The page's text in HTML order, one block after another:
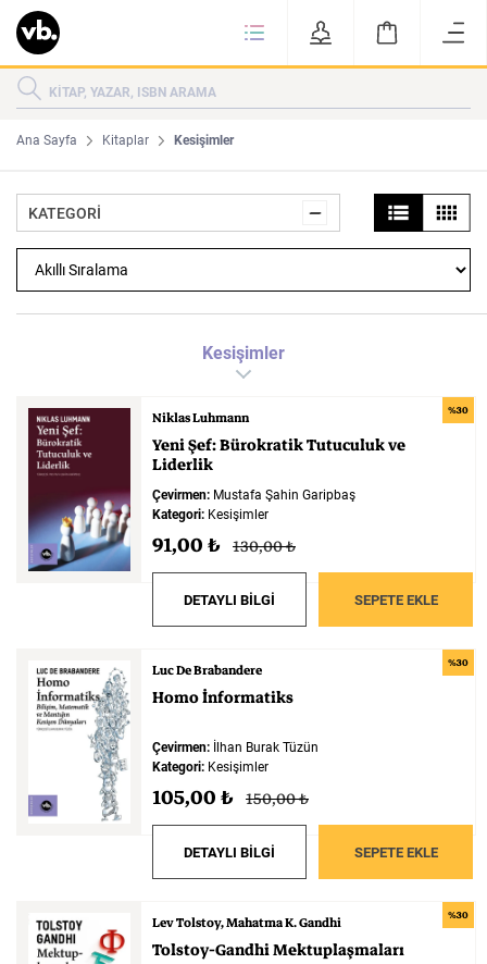
KATEGORİLER
Edebiyat
Felsefe Kesişimler
Klasik
KİTAPLAR
ÇOK SATANLAR
YENİ ÇIKANLAR
MUTFAK
MAKALELER
MUTFAK
HAKKIMIZDA
YAZAR BAŞVURUSU
Ana Sayfa Kitaplar Kesişimler
KATEGORİ
KATEGORİ
Kesişimler
%30
Niklas Luhmann
YeniŞef:BürokratikTutuculukve
Liderlik
Çevirmen: Mustafa Şahin Garipbaş
Kategori: Kesişimler
91,00 ₺ 130,00 ₺
DETAYLI BİLGİ SEPETE EKLE
%30
Luc De Brabandere
Homoİnformatiks
Çevirmen: İlhan Burak Tüzün
Kategori: Kesişimler
105,00 ₺ 150,00 ₺
DETAYLI BİLGİ SEPETE EKLE
%30
Lev Tolstoy Mahatma K. Gandhi
Tolstoy-GandhiMektuplaşmaları